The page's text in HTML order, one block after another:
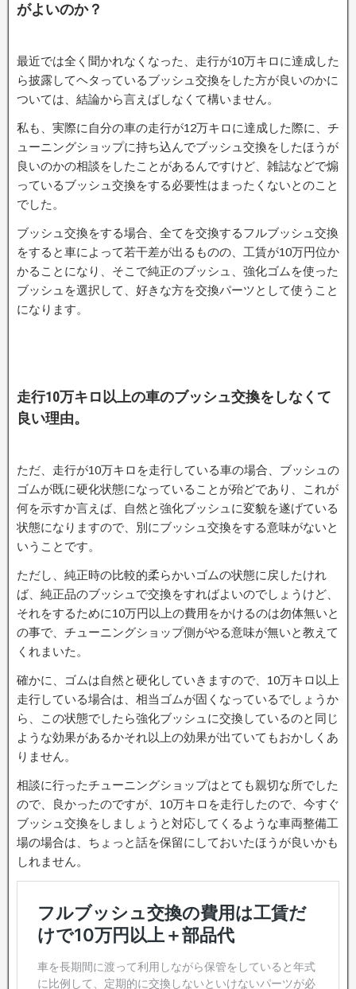
がよいのか？
最近では全く聞かれなくなった、走行が10万キロに達成した
ら披露してヘタっているブッシュ交換をした方が良いのかに
ついては、結論から言えばしなくて構いません。
私も、実際に自分の車の走行が12万キロに達成した際に、チ
ューニングショップに持ち込んでブッシュ交換をしたほうが
良いのかの相談をしたことがあるんですけど、雑誌などで煽
っているブッシュ交換をする必要性はまったくないとのこと
でした。
ブッシュ交換をする場合、全てを交換するフルブッシュ交換
をすると車によって若干差が出るものの、工賃が10万円位か
かることになり、そこで純正のブッシュ、強化ゴムを使った
ブッシュを選択して、好きな方を交換パーツとして使うこと
になります。
走行10万キロ以上の車のブッシュ交換をしなくて
良い理由。
ただ、走行が10万キロを走行している車の場合、ブッシュの
ゴムが既に硬化状態になっていることが殆どであり、これが
何を示すか言えば、自然と強化ブッシュに変貌を遂げている
状態になりますので、別にブッシュ交換をする意味がないと
いうことです。
ただし、純正時の比較的柔らかいゴムの状態に戻したけれ
ば、純正品のブッシュで交換をすればよいのでしょうけど、
それをするために10万円以上の費用をかけるのは勿体無いと
の事で、チューニングショップ側がやる意味が無いと教えて
くれまいた。
確かに、ゴムは自然と硬化していきますので、10万キロ以上
走行している場合は、相当ゴムが固くなっているでしょうか
ら、この状態でしたら強化ブッシュに交換しているのと同じ
ような効果があるかそれ以上の効果が出ていてもおかしくあ
りません。
相談に行ったチューニングショップはとても親切な所でした
ので、良かったのですが、10万キロを走行したので、今すぐ
ブッシュ交換をしましょうと対応してくるような車両整備工
場の場合は、ちょっと話を保留にしておいたほうが良いかも
しれません。